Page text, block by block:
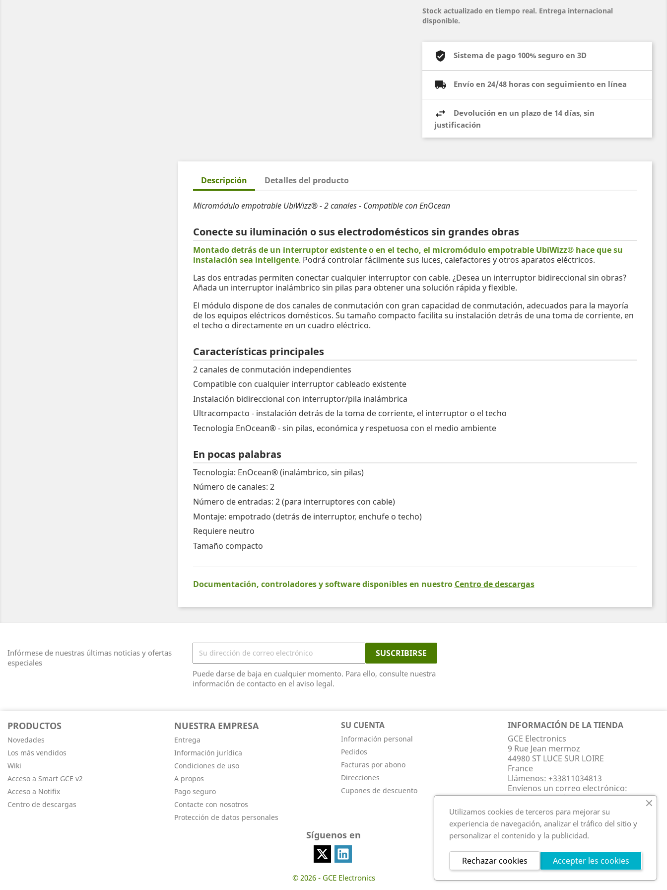
Stock actualizado en tiempo real. Entrega internacional
disponible.
Sistema de pago 100% seguro en 3D
Envío en 24/48 horas con seguimiento en línea
Devolución en un plazo de 14 días, sin
justificación
Descripción Detalles del producto
Micromódulo empotrable UbiWizz® - 2 canales - Compatible con EnOcean
Conecte su iluminación o sus electrodomésticos sin grandes obras
Montado detrás de un interruptor existente o en el techo, el micromódulo empotrable UbiWizz® hace que su
instalación sea inteligente. Podrá controlar fácilmente sus luces, calefactores y otros aparatos eléctricos.
Las dos entradas permiten conectar cualquier interruptor con cable. ¿Desea un interruptor bidireccional sin obras?
Añada un interruptor inalámbrico sin pilas para obtener una solución rápida y flexible.
El módulo dispone de dos canales de conmutación con gran capacidad de conmutación, adecuados para la mayoría
de los equipos eléctricos domésticos. Su tamaño compacto facilita su instalación detrás de una toma de corriente, en
el techo o directamente en un cuadro eléctrico.
Características principales
2 canales de conmutación independientes
Compatible con cualquier interruptor cableado existente
Instalación bidireccional con interruptor/pila inalámbrica
Ultracompacto - instalación detrás de la toma de corriente, el interruptor o el techo
Tecnología EnOcean® - sin pilas, económica y respetuosa con el medio ambiente
En pocas palabras
Tecnología: EnOcean® (inalámbrico, sin pilas)
Número de canales: 2
Número de entradas: 2 (para interruptores con cable)
Montaje: empotrado (detrás de interruptor, enchufe o techo)
Requiere neutro
Tamaño compacto
Documentación, controladores y software disponibles en nuestro Centro de descargas
Infórmese de nuestras últimas noticias y ofertas
especiales
Puede darse de baja en cualquier momento. Para ello, consulte nuestra
información de contacto en el aviso legal.
PRODUCTOS
Novedades
Los más vendidos
Wiki
Acceso a Smart GCE v2
Acceso a Notifix
Centro de descargas
NUESTRA EMPRESA
Entrega
Información jurídica
Condiciones de uso
A propos
Pago seguro
Contacte con nosotros
Protección de datos personales
SU CUENTA
Información personal
Pedidos
Facturas por abono
Direcciones
Cupones de descuento
INFORMACIÓN DE LA TIENDA
GCE Electronics
9 Rue Jean mermoz
44980 ST LUCE SUR LOIRE
France
Llámenos: +33811034813
Envíenos un correo electrónico:
contact@gce-electronics.com
Síguenos en
© 2026 - GCE Electronics
Utilizamos cookies de terceros para mejorar su
experiencia de navegación, analizar el tráfico del sitio y
personalizar el contenido y la publicidad.
Accepter les cookies
Rechazar cookies